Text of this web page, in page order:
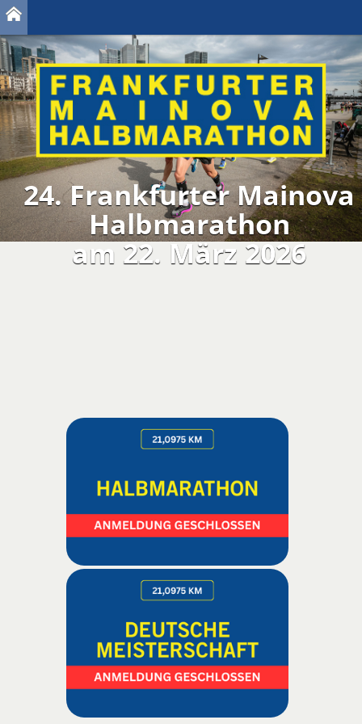
24. Frankfurter Mainova
Halbmarathon
am 22. März 2026